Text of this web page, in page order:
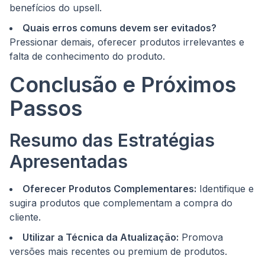
benefícios do upsell.
Quais erros comuns devem ser evitados?
Pressionar demais, oferecer produtos irrelevantes e
falta de conhecimento do produto.
Conclusão e Próximos
Passos
Resumo das Estratégias
Apresentadas
Oferecer Produtos Complementares: Identifique e
sugira produtos que complementam a compra do
cliente.
Utilizar a Técnica da Atualização: Promova
versões mais recentes ou premium de produtos.